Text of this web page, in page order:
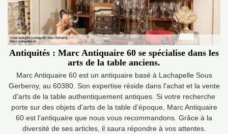
Antiquités : Marc Antiquaire 60 se spécialise dans les
arts de la table anciens.
Marc Antiquaire 60 est un antiquaire basé à Lachapelle Sous
Gerberoy, au 60380. Son expertise réside dans l'achat et la vente
d'arts de la table authentiquement antiques. Si votre recherche
porte sur des objets d'arts de la table d'époque, Marc Antiquaire
60 est l'antiquaire que nous vous recommandons. Grâce à la
diversité de ses articles, il saura répondre à vos attentes.